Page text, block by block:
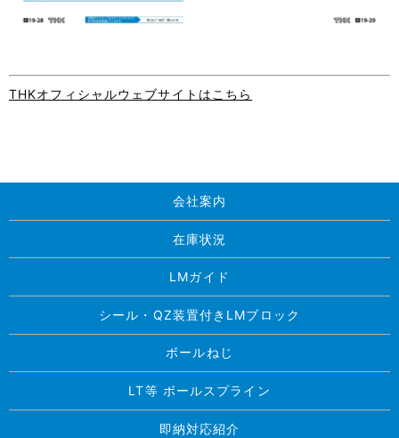
THKオフィシャルウェブサイトはこちら
会社案内
在庫状況
LMガイド
シール・QZ装置付きLMブロック
ボールねじ
LT等 ボールスプライン
即納対応紹介